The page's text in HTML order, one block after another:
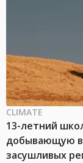
CLIMATE
13-летний
добывающую
засушливых